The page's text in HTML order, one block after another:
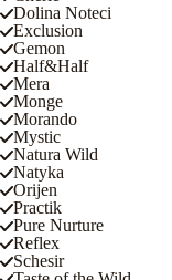
Dolina Noteci
Exclusion
Gemon
Half&Half
Mera
Monge
Morando
Mystic
Natura Wild
Natyka
Orijen
Practik
Pure Nurture
Reflex
Schesir